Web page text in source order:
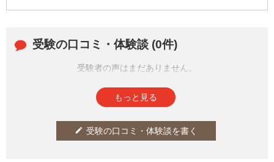
採用するケースも増えており、I
mp;n...
受験の口コミ・体験談 (0件)
受験者の声はまだありません。
もっと見る
edit 受験の口コミ・体験談を書く